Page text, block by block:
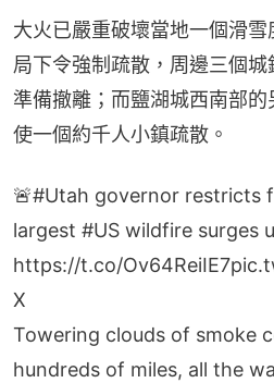
大火已嚴重破壞當地一個滑
局下令強制疏散，周邊三個
準備撤離；而鹽湖城西南部
使一個約千人小鎮疏散。
🚨#Utah governor restricts
largest #US wildfire surges
https://t.co/Ov64ReiIE7
X
Towering clouds of smoke
hundreds of miles, all the